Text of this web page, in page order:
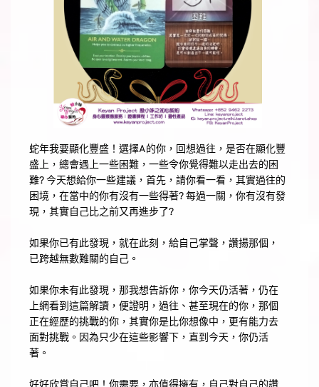
蛇年我要顯化豐盛！選擇A的你，回想過往，是否在顯化豐
盛上，總會遇上一些困難，一些令你覺得難以走出去的困
難? 今天想給你一些建議，首先，請你看一看，其實過往的
困境，在當中的你有沒有一些得著? 每過一關，你有沒有發
現，其實自己比之前又再進步了?
如果你已有此發現，就在此刻，給自己掌聲，讚揚那個，
已跨越無數難關的自己。
如果你未有此發現，那我想告訴你，你今天仍活著，仍在
上網看到這篇解讀，便證明，過往、甚至現在的你，那個
正在經歷的挑戰的你，其實你是比你想像中，更有能力去
面對挑戰。因為只少在這些影響下，直到今天，你仍活
著。